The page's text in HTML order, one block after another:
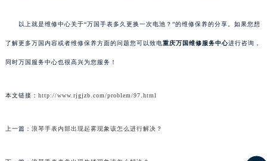
以上就是维修中心关于“万国手表多久更换一次电池？”的维修保养的分享。如果您想
了解更多万国内容或者维修保养方面的问题您可以致电重庆万国维修服务中心进行咨询，
同时万国服务中心也很高兴为您服务！
本文链接： http://www.rjgjzb.com/problem/97.html
上一篇： 浪琴手表内部出现起雾现象该怎么进行解决？